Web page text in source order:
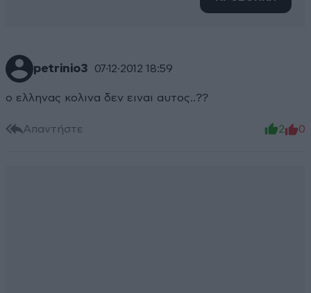
petrinio3 07·12·2012 18:59
ο ελληνας κολινα δεν ειναι αυτος..??
Απαντήστε 2 0